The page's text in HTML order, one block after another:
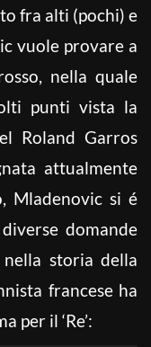
fra alti (pochi) e
vuole provare a
nella quale
punti vista la
Roland Garros
attualmente
Mladenovic si é
domande
storia della
francese ha
per il ‘Re’: